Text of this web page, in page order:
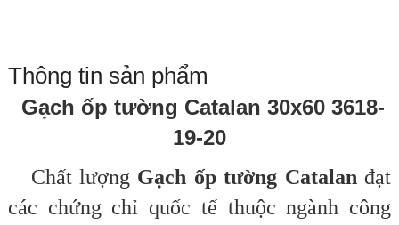
Thông tin sản phẩm
Gạch ốp tường Catalan 30x60 3618-
19-20
Chất lượng Gạch ốp tường Catalan đạt
các chứng chỉ quốc tế thuộc ngành công